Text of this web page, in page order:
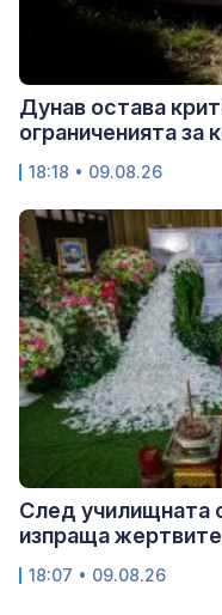
Дунав остава
ограниченията за
18:18 • 09.08.26
След училищната
изпраща
18:07 • 09.08.26